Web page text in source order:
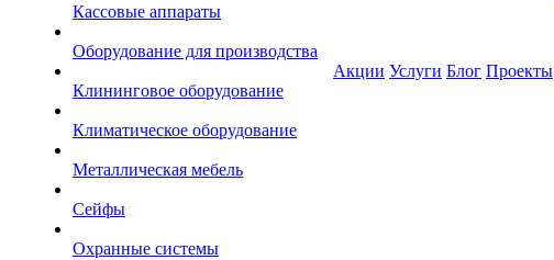
Кассовые аппараты
Оборудование для производства
Клининговое оборудование
Климатическое оборудование
Металлическая мебель
Сейфы
Охранные системы
Акции Услуги Блог Проекты